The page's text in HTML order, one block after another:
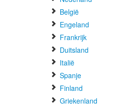
België
Engeland
Frankrijk
Duitsland
Italië
Spanje
Finland
Griekenland